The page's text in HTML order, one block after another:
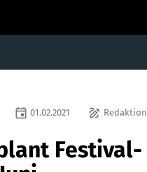
draw Redaktion
event 01.02.2021
Festival-